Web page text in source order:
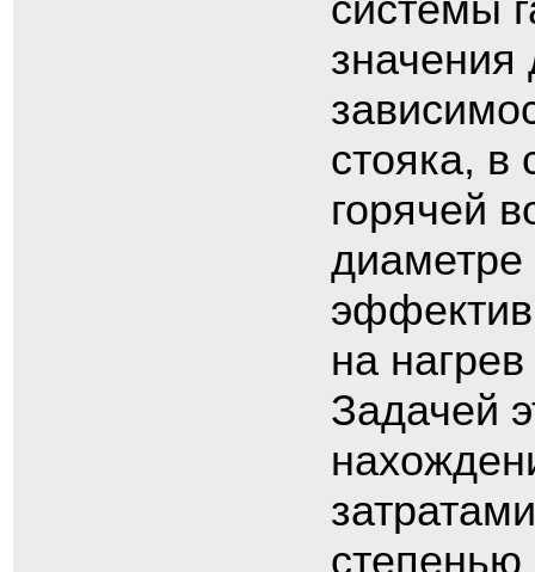
значения
стояка, в
горячей
диаметре
на
Задачей